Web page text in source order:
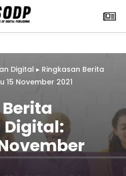
Digital ▸ Ringkasan Berita
15 November 2021
Digital: